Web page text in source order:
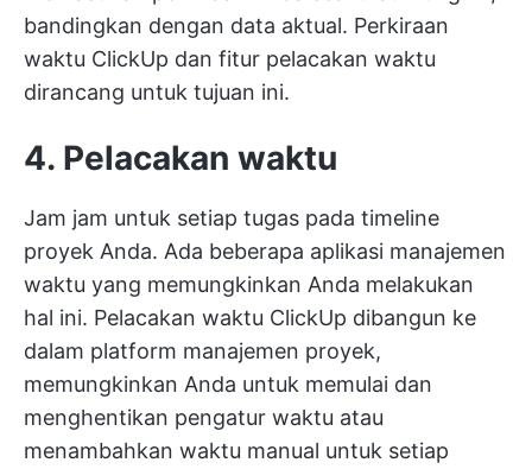
bandingkan dengan data aktual. Perkiraan
waktu ClickUp dan fitur pelacakan waktu
dirancang untuk tujuan ini.
4. Pelacakan waktu
Jam jam untuk setiap tugas pada timeline
proyek Anda. Ada beberapa aplikasi manajemen
waktu yang memungkinkan Anda melakukan
hal ini. Pelacakan waktu ClickUp dibangun ke
dalam platform manajemen proyek,
memungkinkan Anda untuk memulai dan
menghentikan pengatur waktu atau
menambahkan waktu manual untuk setiap